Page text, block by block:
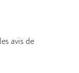
avis de